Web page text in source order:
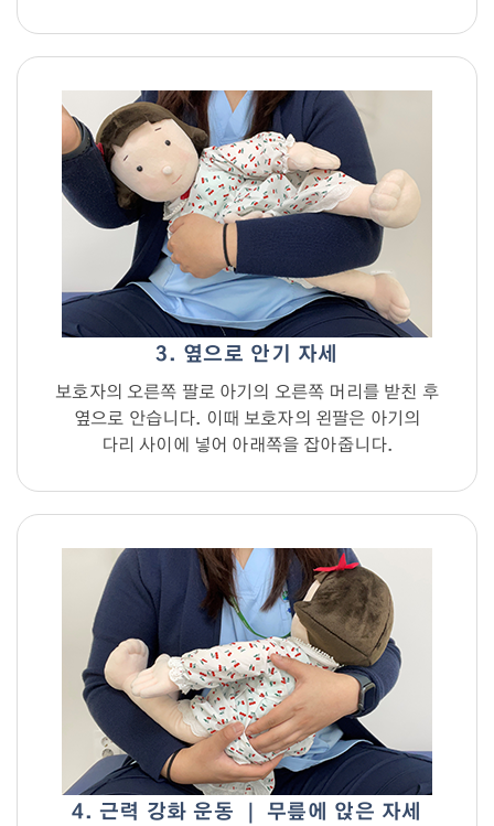
3. 옆으로 안기 자세
보호자의 오른쪽 팔로 아기의 오른쪽 머리를 받친 후
옆으로 안습니다. 이때 보호자의 왼팔은 아기의
다리 사이에 넣어 아래쪽을 잡아줍니다.
4. 근력 강화 운동 ｜ 무릎에 앉은 자세